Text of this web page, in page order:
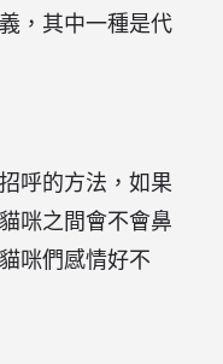
，其中一種是代
呼的方法，如果
咪之間會不會鼻
咪們感情好不